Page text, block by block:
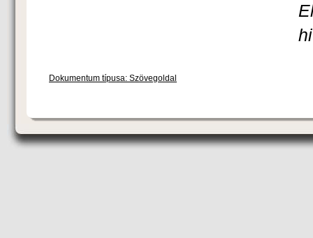
Dokumentum típusa: Szövegoldal